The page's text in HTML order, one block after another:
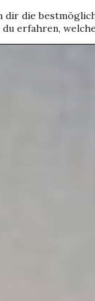
dir die
erfahren,